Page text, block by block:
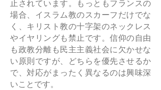
止されています。もっともフランスの
場合、イスラム教のスカーフだけでな
く、キリスト教の十字架のネックレス
やイヤリングも禁止です。信仰の自由
も政教分離も民主主義社会に欠かせな
い原則ですが、どちらを優先させるか
で、対応がまったく異なるのは興味深
いことです。